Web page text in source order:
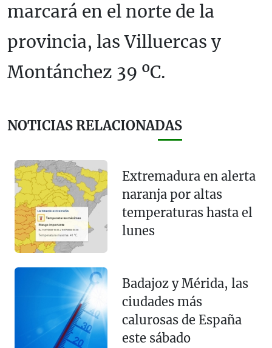
marcará en el norte de la
provincia, las Villuercas y
Montánchez 39 ºC.
NOTICIAS RELACIONADAS
Extremadura en alerta
naranja por altas
temperaturas hasta el
lunes
Badajoz y Mérida, las
ciudades más
calurosas de España
este sábado